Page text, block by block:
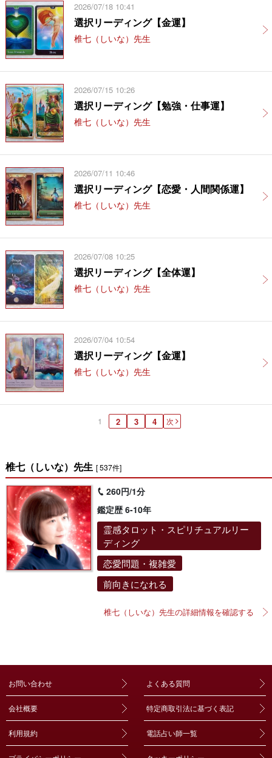
2026/07/18 10:41
選択リーディング【金運】
椎七（しいな）先生
2026/07/15 10:26
選択リーディング【勉強・仕事運】
椎七（しいな）先生
2026/07/11 10:46
選択リーディング【恋愛・人間関係運】
椎七（しいな）先生
2026/07/08 10:25
選択リーディング【全体運】
椎七（しいな）先生
2026/07/04 10:54
選択リーディング【金運】
椎七（しいな）先生
1 2 3 4 次
椎七（しいな）先生 [ 537件]
260円/1分
鑑定歴 6-10年
霊感タロット・スピリチュアルリー
ディング
恋愛問題・複雑愛
前向きになれる
椎七（しいな）先生の詳細情報を確認する
お問い合わせ よくある質問
会社概要 特定商取引法に基づく表記
利用規約 電話占い師一覧